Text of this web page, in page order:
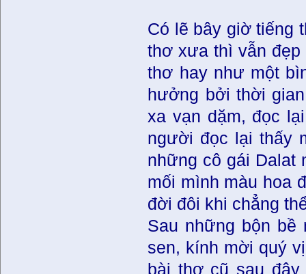
Có lẽ bây giờ tiếng
thơ xưa thì vẫn đẹp
thơ hay như một
hưởng bởi thời
xa vạn dặm, đọc
người đọc lại thấy
những cô gái Dalat
mối mình màu hoa
đời đôi khi chẳng
Sau những bộn bề
sen, kính mời quý
bài thơ cũ sau